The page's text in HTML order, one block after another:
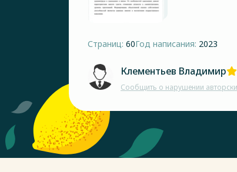
Страниц: 60Год написания: 2023
Клементьев Владимир
Сообщить о нарушении